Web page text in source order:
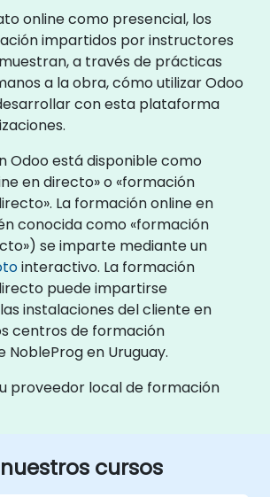
online como presencial, los
impartidos por instructores
a través de prácticas
a la obra, cómo utilizar Odoo
con esta plataforma
Odoo está disponible como
en directo» o «formación
La formación online en
conocida como «formación
se imparte mediante un
interactivo. La formación
puede impartirse
instalaciones del cliente en
centros de formación
en Uruguay.
proveedor local de formación
cursos